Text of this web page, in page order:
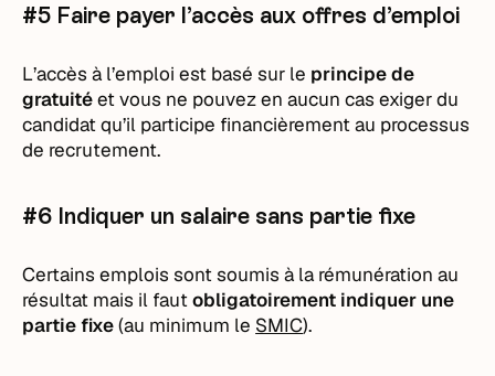
#5 Faire payer l’accès aux offres d’emploi
L’accès à l’emploi est basé sur le principe de
gratuitéet vous ne pouvez en aucun cas exiger du
candidat qu’il participe financièrement au processus
de recrutement.
#6 Indiquer un salaire sans partie fixe
Certains emplois sont soumis à la rémunération au
résultat mais il fautobligatoirement indiquer une
partie fixe(au minimum le SMIC).